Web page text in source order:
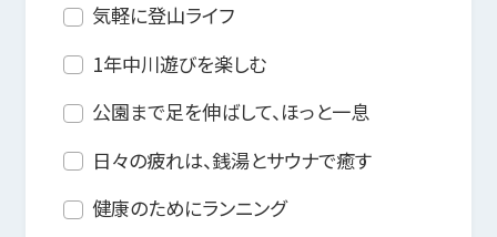
気軽に登山ライフ
1年中川遊びを楽しむ
公園まで足を伸ばして、ほっと一息
日々の疲れは、銭湯とサウナで癒す
健康のためにランニング